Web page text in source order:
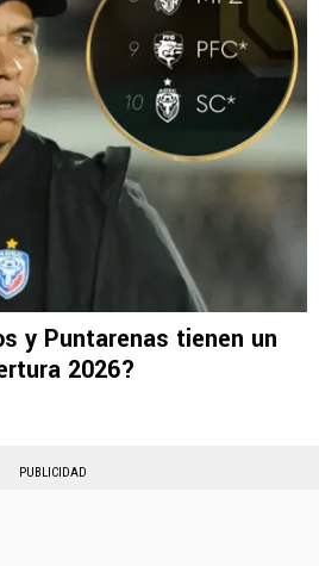
y Puntarenas tienen un
2026?
PUBLICIDAD